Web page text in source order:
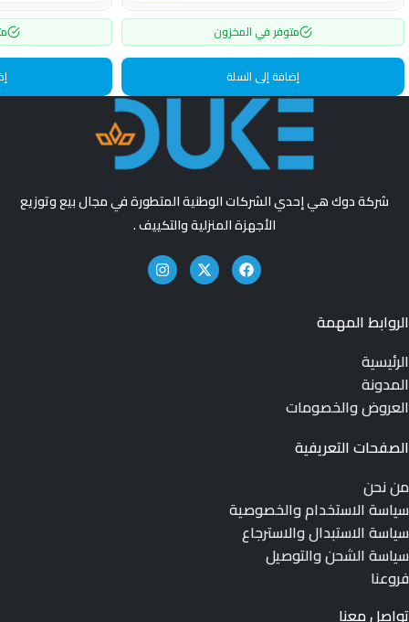
متوفر في المخزون
إضافة إلى السلة
شركة دوك هي إحدي الشركات الوطنية المتطورة في مجال بيع وتوزيع
الأجهزة المنزلية والتكييف .
الروابط المهمة
الرئيسية
المدونة
العروض والخصومات
الصفحات التعريفية
من نحن
سياسة الاستخدام والخصوصية
سياسة الاستبدال والاسترجاع
سياسة الشحن والتوصيل
فروعنا
تواصل معنا